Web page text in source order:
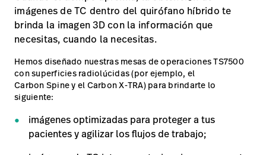
Servicios
Conocimientos
language Country
Comunícate
sesión
Comunícate
con nosotros
imágenes de TC dentro del quirófano híbrido te
brinda la imagen 3D con la información que
necesitas, cuando la necesitas.
Hemos diseñado nuestras mesas de operaciones TS7500
con superficies radiolúcidas (por ejemplo, el
Carbon Spine y el Carbon X-TRA) para brindarte lo
siguiente:
imágenes optimizadas para proteger a tus
pacientes y agilizar los flujos de trabajo;